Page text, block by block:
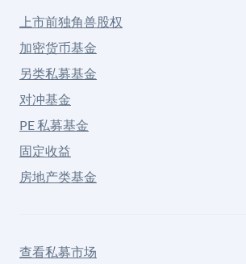
上市前独角兽股权
加密货币基金
另类私募基金
对冲基金
PE 私募基金
固定收益
房地产类基金
查看私募市场